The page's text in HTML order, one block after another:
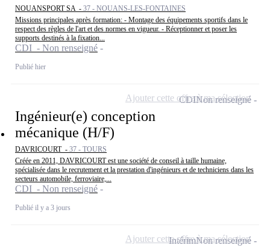
NOUANSPORT SA - 37 - NOUANS-LES-FONTAINES
Missions principales après formation: - Montage des équipements sportifs dans le
respect des règles de l'art et des normes en vigueur. - Réceptionner et poser les
supports destinés à la fixation...
CDI - Non renseigné
Publié hier
Ingénieur(e) conception
mécanique (H/F)
DAVRICOURT - 37 - TOURS
Créée en 2011, DAVRICOURT est une société de conseil à taille humaine,
spécialisée dans le recrutement et la prestation d'ingénieurs et de techniciens dans les
secteurs automobile, ferroviaire,...
CDI - Non renseigné
Publié il y a 3 jours
CDINon renseigné
Ajouter cette offre à ma sélection
IntérimNon renseigné
Ajouter cette offre à ma sélection